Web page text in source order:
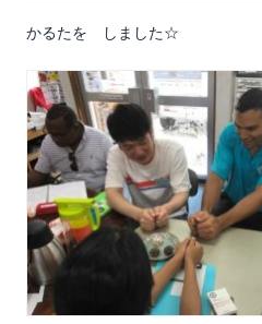
かるたを しました☆